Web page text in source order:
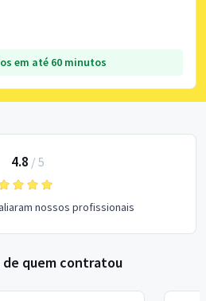
em até 60 minutos
4.8 / 5
nossos profissionais
de quem contratou